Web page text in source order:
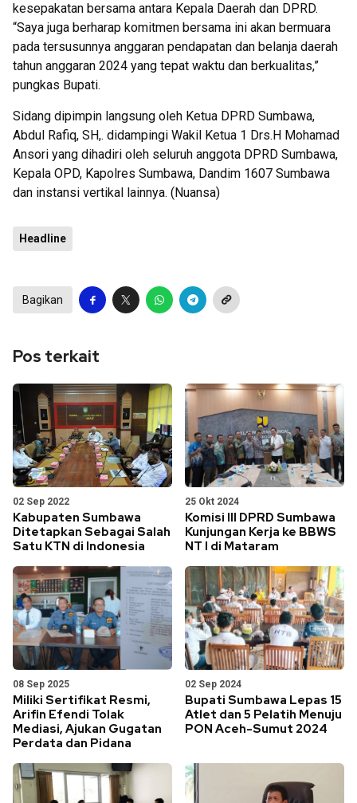
kesepakatan bersama antara Kepala Daerah dan DPRD.
“Saya juga berharap komitmen bersama ini akan bermuara
pada tersusunnya anggaran pendapatan dan belanja daerah
tahun anggaran 2024 yang tepat waktu dan berkualitas,”
pungkas Bupati.
Sidang dipimpin langsung oleh Ketua DPRD Sumbawa,
Abdul Rafiq, SH,. didampingi Wakil Ketua 1 Drs.H Mohamad
Ansori yang dihadiri oleh seluruh anggota DPRD Sumbawa,
Kepala OPD, Kapolres Sumbawa, Dandim 1607 Sumbawa
dan instansi vertikal lainnya. (Nuansa)
Headline
Bagikan
Pos terkait
02 Sep 2022
Kabupaten Sumbawa
Ditetapkan Sebagai Salah
Satu KTN di Indonesia
25 Okt 2024
Komisi III DPRD Sumbawa
Kunjungan Kerja ke BBWS
NT I di Mataram
08 Sep 2025
Miliki Sertifikat Resmi,
Arifin Efendi Tolak
Mediasi, Ajukan Gugatan
Perdata dan Pidana
02 Sep 2024
Bupati Sumbawa Lepas 15
Atlet dan 5 Pelatih Menuju
PON Aceh-Sumut 2024